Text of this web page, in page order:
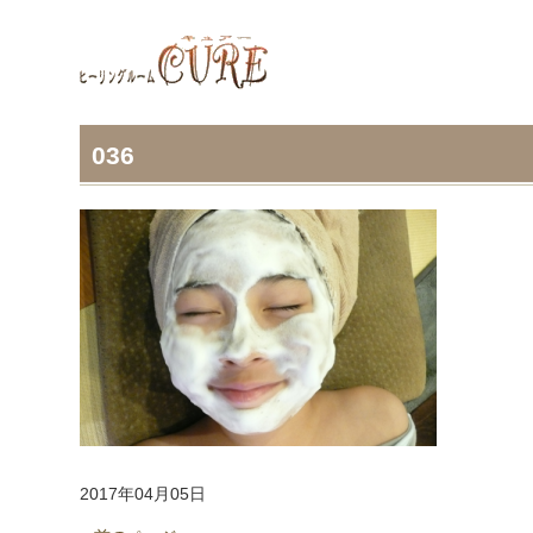
036
2017年04月05日